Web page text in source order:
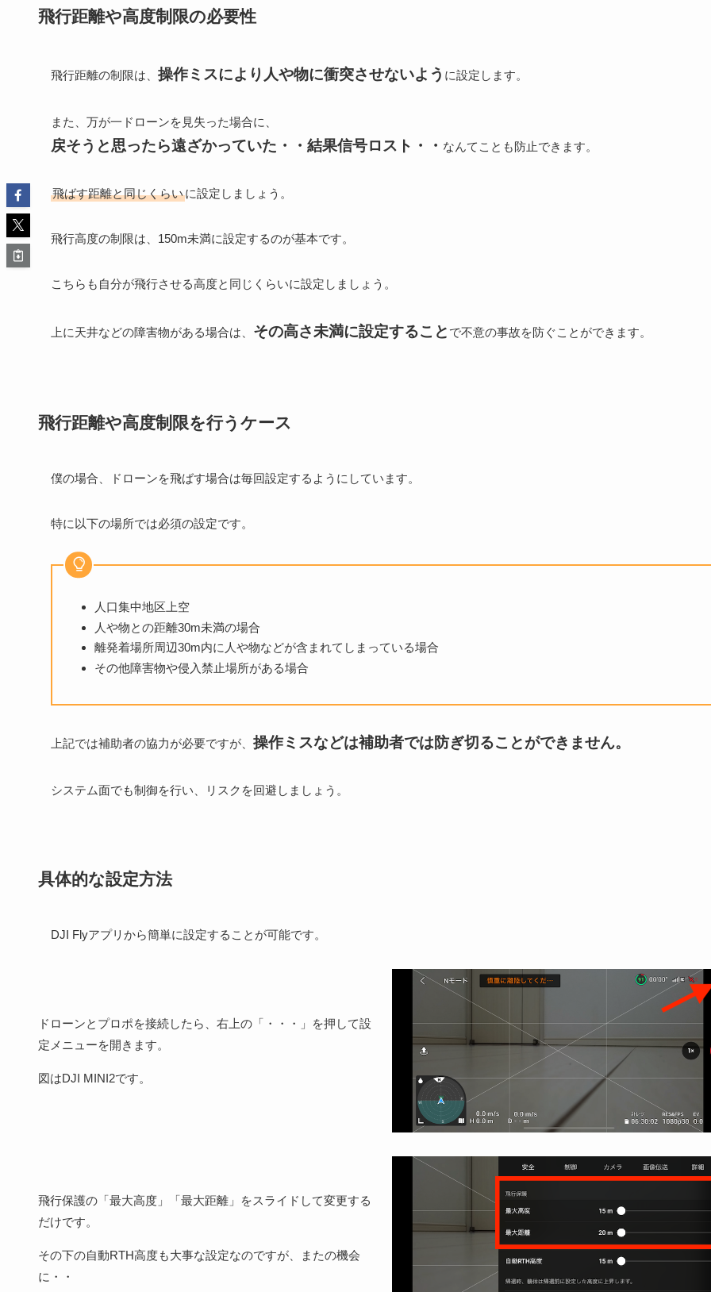
飛行距離や高度制限の必要性
飛行距離の制限は、 操作ミスにより人や物に衝突させないよう に設定します。
また、万が一ドローンを見失った場合に、
戻そうと思ったら遠ざかっていた・・結果信号ロスト・・ なんてことも防止できます。
飛ばす距離と同じくらいに設定しましょう。
飛行高度の制限は、150m未満に設定するのが基本です。
こちらも自分が飛行させる高度と同じくらいに設定しましょう。
上に天井などの障害物がある場合は、 その高さ未満に設定すること で不意の事故を防ぐことができます。
飛行距離や高度制限を行うケース
僕の場合、ドローンを飛ばす場合は毎回設定するようにしています。
特に以下の場所では必須の設定です。
人口集中地区上空
人や物との距離30m未満の場合
離発着場所周辺30m内に人や物などが含まれてしまっている場合
その他障害物や侵入禁止場所がある場合
上記では補助者の協力が必要ですが、 操作ミスなどは補助者では防ぎ切ることができません。
システム面でも制御を行い、リスクを回避しましょう。
具体的な設定方法
DJI Flyアプリから簡単に設定することが可能です。
ドローンとプロポを接続したら、右上の「・・・」を押して設
定メニューを開きます。
図はDJI MINI2です。
飛行保護の「最大高度」「最大距離」をスライドして変更する
だけです。
その下の自動RTH高度も大事な設定なのですが、またの機会
に・・